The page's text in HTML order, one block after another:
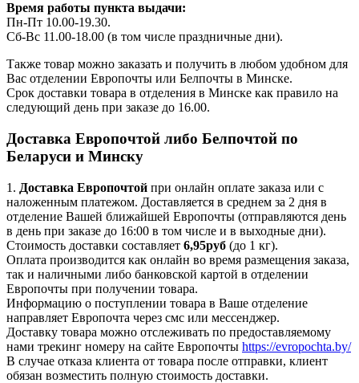
Время работы пункта выдачи:
Пн-Пт 10.00-19.30.
Сб-Вс 11.00-18.00 (в том числе праздничные дни).
Также товар можно заказать и получить в любом удобном для
Вас отделении Европочты или Белпочты в Минске.
Срок доставки товара в отделения в Минске как правило на
следующий день при заказе до 16.00.
Доставка Европочтой либо Белпочтой по
Беларуси и Минску
1. Доставка Европочтой при онлайн оплате заказа или с
наложенным платежом. Доставляется в среднем за 2 дня в
отделение Вашей ближайшей Европочты (отправляются день
в день при заказе до 16:00 в том числе и в выходные дни).
Стоимость доставки составляет 6,95руб (до 1 кг).
Оплата производится как онлайн во время размещения заказа,
так и наличными либо банковской картой в отделении
Европочты при получении товара.
Информацию о поступлении товара в Ваше отделение
направляет Европочта через смс или мессенджер.
Доставку товара можно отслеживать по предоставляемому
нами трекинг номеру на сайте Европочты https://evropochta.by/
В случае отказа клиента от товара после отправки, клиент
обязан возместить полную стоимость доставки.